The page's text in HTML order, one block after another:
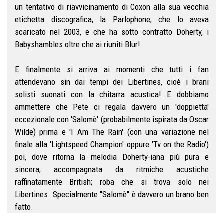
un tentativo di riavvicinamento di Coxon alla sua vecchia
etichetta discografica, la Parlophone, che lo aveva
scaricato nel 2003, e che ha sotto contratto Doherty, i
Babyshambles oltre che ai riuniti Blur!
E finalmente si arriva ai momenti che tutti i fan
attendevano sin dai tempi dei Libertines, cioè i brani
solisti suonati con la chitarra acustica! E dobbiamo
ammettere che Pete ci regala davvero un 'doppietta'
eccezionale con 'Salomè' (probabilmente ispirata da Oscar
Wilde) prima e 'I Am The Rain' (con una variazione nel
finale alla 'Lightspeed Champion' oppure 'Tv on the Radio')
poi, dove ritorna la melodia Doherty-iana più pura e
sincera, accompagnata da ritmiche acustiche
raffinatamente British; roba che si trova solo nei
Libertines. Specialmente "Salomè" è davvero un brano ben
fatto.